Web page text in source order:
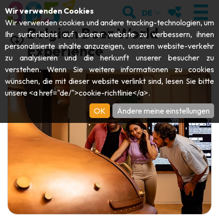
BESUCHEN
Abteien & Religiöse Monumente
Archäologie
Kunst
Handwerk & Know-how
Schlösser, Zitadellen & Belfriede
Folklore & Lokale Geschichte
ENTDECKEN
Höhlen
Garten, Parks & Naturstätten
Aquarien, Tierparks & Zoos
SICH BEWEGEN
Touristen-& Kreuzfahrt-Schiffe
Draisinen & Touristenzüge
Kajaks
Abenteuerparks
VERANSTALTUNGEN
DIE BESTEN AKTIVITÄTEN FÜR
DIESEN SOMMER
GUIDE DOWNLOADEN
SUCHEN
DE MEINE
Belgian Beer World
Experience
Wir verwenden Cookies
Wir verwenden cookies und andere tracking-technologien, um
Ihr surferlebnis auf unserer website zu verbessern, ihnen
personalisierte inhalte anzuzeigen, unseren website-verkehr
zu analysieren und die herkunft unserer besucher zu
verstehen. Wenn Sie weitere informationen zu cookies
wünschen, die mit dieser website verlinkt sind, lesen Sie bitte
unsere <a href="de/">cookie-richtlinie</a>.
OK
Ändere meine einstellungen